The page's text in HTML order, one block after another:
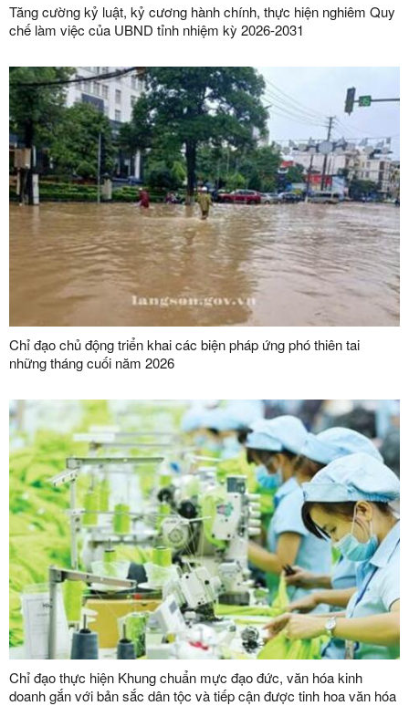
Tăng cường kỷ luật, kỷ cương hành chính, thực hiện nghiêm Quy
chế làm việc của UBND tỉnh nhiệm kỳ 2026-2031
Chỉ đạo chủ động triển khai các biện pháp ứng phó thiên tai
những tháng cuối năm 2026
Chỉ đạo thực hiện Khung chuẩn mực đạo đức, văn hóa kinh
doanh gắn với bản sắc dân tộc và tiếp cận được tinh hoa văn hóa